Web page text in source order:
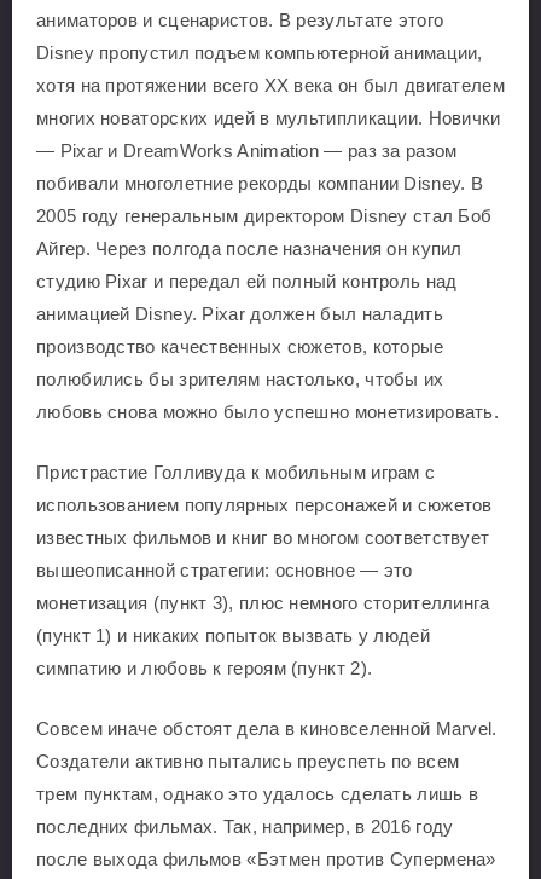
аниматоров и сценаристов. В результате этого
Disney пропустил подъем компьютерной анимации,
хотя на протяжении всего XX века он был двигателем
многих новаторских идей в мультипликации. Новички
— Pixar и DreamWorks Animation — раз за разом
побивали многолетние рекорды компании Disney. В
2005 году генеральным директором Disney стал Боб
Айгер. Через полгода после назначения он купил
студию Pixar и передал ей полный контроль над
анимацией Disney. Pixar должен был наладить
производство качественных сюжетов, которые
полюбились бы зрителям настолько, чтобы их
любовь снова можно было успешно монетизировать.
Пристрастие Голливуда к мобильным играм с
использованием популярных персонажей и сюжетов
известных фильмов и книг во многом соответствует
вышеописанной стратегии: основное — это
монетизация (пункт 3), плюс немного сторителлинга
(пункт 1) и никаких попыток вызвать у людей
симпатию и любовь к героям (пункт 2).
Совсем иначе обстоят дела в киновселенной Marvel.
Создатели активно пытались преуспеть по всем
трем пунктам, однако это удалось сделать лишь в
последних фильмах. Так, например, в 2016 году
после выхода фильмов «Бэтмен против Супермена»